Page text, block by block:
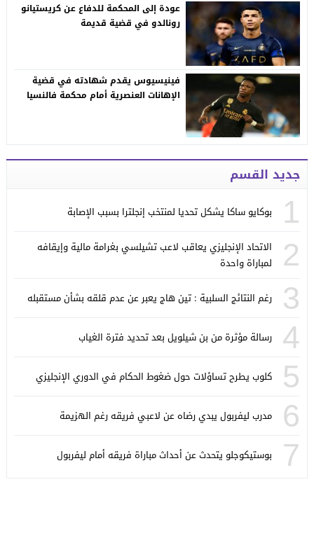
عودة إلى المحكمة للدفاع عن كريستيانو
رونالدو في قضية قديمة
فينيسيوس يقدم شهادته في قضية
الإهانات العنصرية أمام محكمة فالنسيا
جديد القسم
1 بوكايو ساكا يشكل تحديا لمنتخب إنجلترا بسبب الإصابة
2
الاتحاد الإنجليزي يعاقب لاعب تشيلسي بغرامة مالية وإيقافه
لمباراة واحدة
3 رغم النتائج السلبية : تين هاج يعبر عن عدم قلقه بشأن مستقبله
4 رسالة مؤثرة من بن شيلويل بعد تحديد فترة الغياب
5 كلوب يطرح تساؤلات حول ضغوط الحكام في الدوري الإنجليزي
6 مدرب ليفربول يبدي رضاه عن لاعبي فريقه رغم الهزيمة
7 بوستيكوجلو يتحدث عن أحداث مباراة فريقه أمام ليفربول